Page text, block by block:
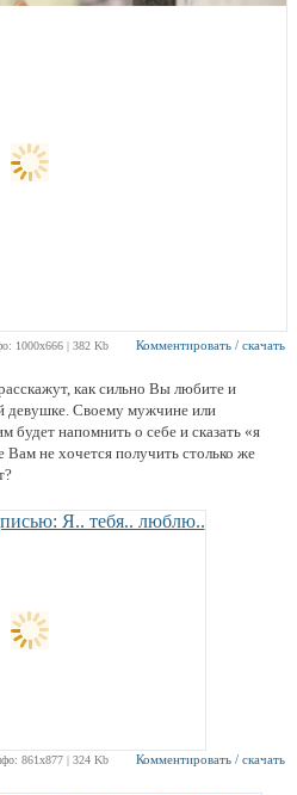
1000х666 | 382 Kb Комментировать / скачать
как сильно Вы любите и
девушке. Своему мужчине или
напомнить о себе и сказать «я
не хочется получить столько же
861х877 | 324 Kb Комментировать / скачать